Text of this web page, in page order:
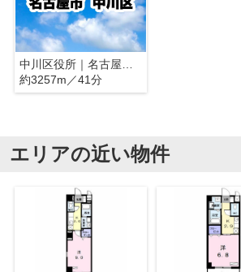
約3257m／41分
エリアの近い物件